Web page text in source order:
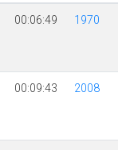
00:06:49 1970
00:09:43 2008